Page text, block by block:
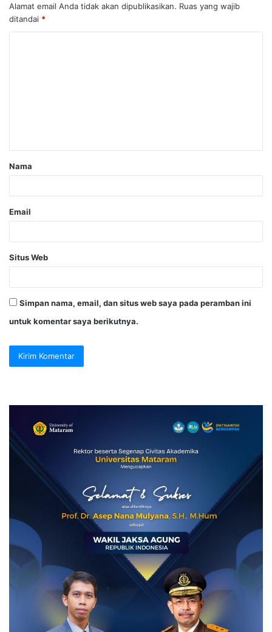
Alamat email Anda tidak akan dipublikasikan. Ruas yang wajib
ditandai *
Nama
Email
Situs Web
Simpan nama, email, dan situs web saya pada peramban ini
untuk komentar saya berikutnya.